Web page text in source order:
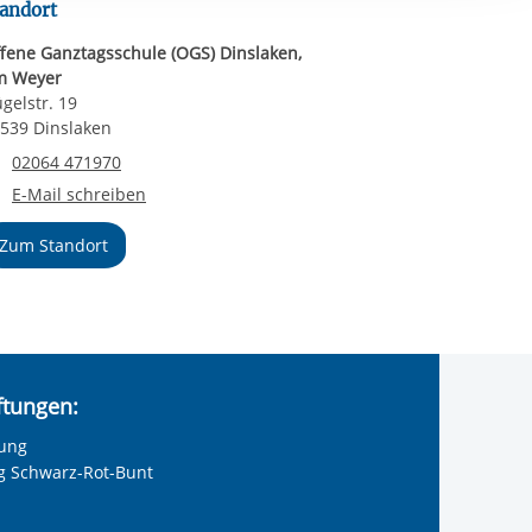
setzen wir
Ganztagsschule (OGS) Dinslaken,
Weyer
19
Dinslaken
Telefonnummer
02064 471970
E-Mail an Offene Ganztagsschule (OGS) Dinslaken, Am Weyer
E-Mail schreiben
Zum Standort
Schwarz-Rot-Bunt